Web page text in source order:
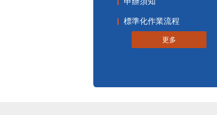
標準化作業流程
更多